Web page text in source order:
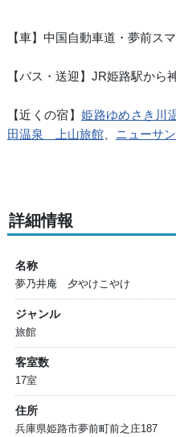
【車】中国自動車道・夢前ス
【バス・送迎】JR姫路駅から
【近くの宿】姫路ゆめさき
田温泉 上山旅館、 ニューサ
詳細情報
名称
夢乃井庵 夕やけこやけ
ジャンル
旅館
客室数
17室
住所
兵庫県姫路市夢前町前之庄187